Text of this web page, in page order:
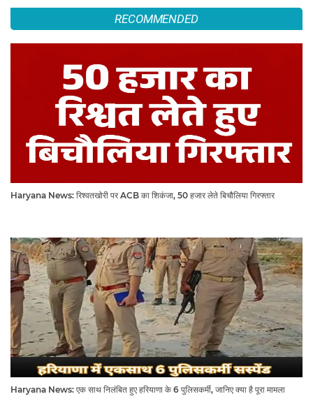
RECOMMENDED
Haryana News: रिश्वतखोरी पर ACB का शिकंजा, 50 हजार लेते बिचौलिया गिरफ्तार
Haryana News: एक साथ निलंबित हुए हरियाणा के 6 पुलिसकर्मी, जानिए क्या है पूरा मामला